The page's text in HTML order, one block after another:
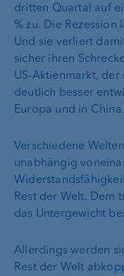
dritten Quartal auf
% zu. Die
Und sie verliert
sicher ihren
US-Aktienmarkt,
deutlich besser
Europa und in China.
Verschiedene
unabhängig
Rest der Welt. Dem
das Untergewicht
Allerdings werden
Rest der Welt